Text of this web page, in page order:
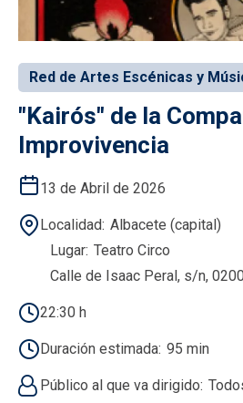
Red de Artes Escénicas y
"Kairós" de la
Improvivencia
13 de Abril de 2026
Localidad Albacete (capital)
Lugar Teatro Circo
Calle de Isaac Peral, s/n,
22:30 h
Duración estimada 95 min
Público al que va dirigido